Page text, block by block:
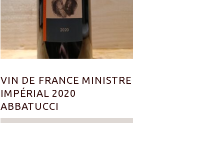
VIN DE FRANCE MINISTRE
IMPÉRIAL 2020
ABBATUCCI